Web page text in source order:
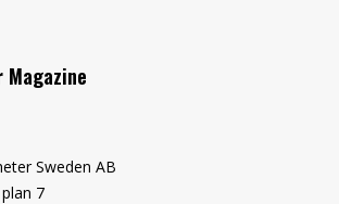
Magazine
Sweden AB
7